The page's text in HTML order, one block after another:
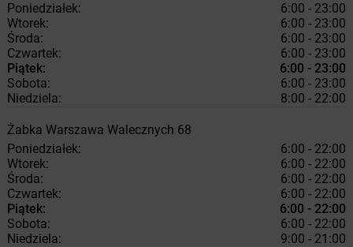
Poniedziałek:
6:00 - 23:00
Wtorek:
6:00 - 23:00
Środa:
6:00 - 23:00
Czwartek:
6:00 - 23:00
Piątek:
6:00 - 23:00
Sobota:
6:00 - 23:00
Niedziela:
8:00 - 22:00
Żabka Warszawa Walecznych 68
Poniedziałek:
6:00 - 22:00
Wtorek:
6:00 - 22:00
Środa:
6:00 - 22:00
Czwartek:
6:00 - 22:00
Piątek:
6:00 - 22:00
Sobota:
6:00 - 22:00
Niedziela:
9:00 - 21:00